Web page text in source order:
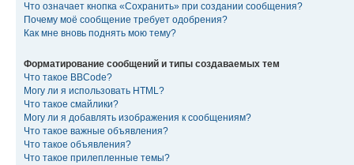
Что означает кнопка «Сохранить» при создании сообщения?
Почему моё сообщение требует одобрения?
Как мне вновь поднять мою тему?
Форматирование сообщений и типы создаваемых тем
Что такое BBCode?
Могу ли я использовать HTML?
Что такое смайлики?
Могу ли я добавлять изображения к сообщениям?
Что такое важные объявления?
Что такое объявления?
Что такое прилепленные темы?